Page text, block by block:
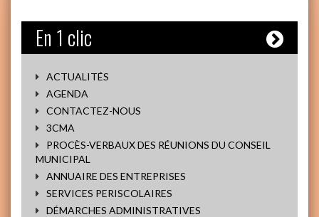
En 1 clic
ACTUALITÉS
AGENDA
CONTACTEZ-NOUS
3CMA
PROCÈS-VERBAUX DES RÉUNIONS DU CONSEIL
MUNICIPAL
ANNUAIRE DES ENTREPRISES
SERVICES PERISCOLAIRES
DÉMARCHES ADMINISTRATIVES